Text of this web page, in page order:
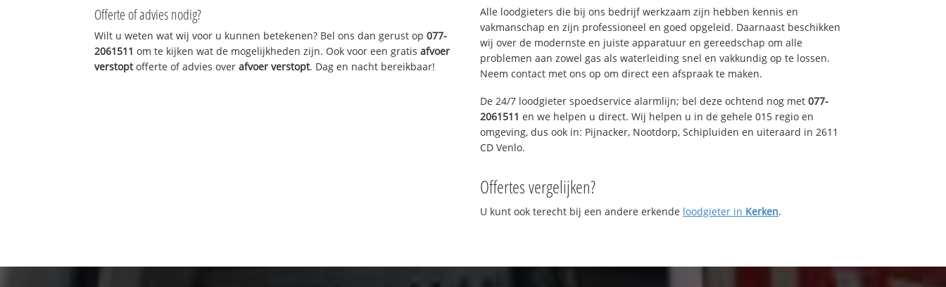
Offerte of advies nodig?
Wilt u weten wat wij voor u kunnen betekenen? Bel ons dan gerust op077-
2061511 om te kijken wat de mogelijkheden zijn. Ook voor een gratisafvoer
verstoptofferte of advies overafvoer verstopt. Dag en nacht bereikbaar!
Alle loodgieters die bij ons bedrijf werkzaam zijn hebben kennis en
vakmanschap en zijn professioneel en goed opgeleid. Daarnaast beschikken
wij over de modernste en juiste apparatuur en gereedschap om alle
problemen aan zowel gas als waterleiding snel en vakkundig op te lossen.
Neem contact met ons op om direct een afspraak te maken.
De 24/7 loodgieter spoedservice alarmlijn; bel deze ochtend nog met 077-
2061511 en we helpen u direct. Wij helpen u in de gehele 015 regio en
omgeving, dus ook in: Pijnacker, Nootdorp, Schipluiden en uiteraard in 2611
CD Venlo.
Offertes vergelijken?
U kunt ook terecht bij een andere erkende loodgieter in Kerken.